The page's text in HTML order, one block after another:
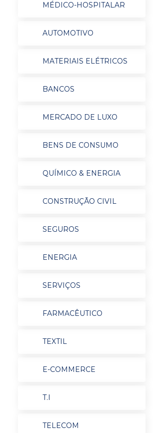
MÉDICO-HOSPITALAR
AUTOMOTIVO
MATERIAIS ELÉTRICOS
BANCOS
MERCADO DE LUXO
BENS DE CONSUMO
QUÍMICO & ENERGIA
CONSTRUÇÃO CIVIL
SEGUROS
ENERGIA
SERVIÇOS
FARMACÊUTICO
TEXTIL
E-COMMERCE
T.I
TELECOM